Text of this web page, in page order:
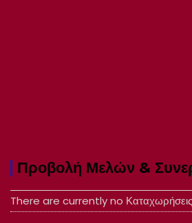
Προβολή Μελών &
There are currently no